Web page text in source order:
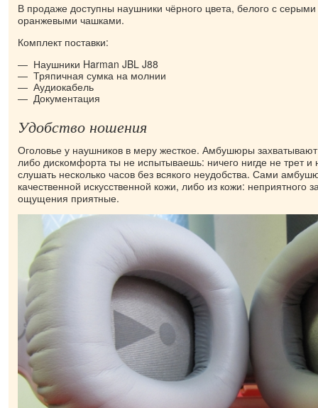
В продаже доступны наушники чёрного цвета, белого с
оранжевыми чашками.
Комплект поставки:
Наушники Harman JBL J88
Тряпичная сумка на молнии
Аудиокабель
Документация
Удобство ношения
Оголовье у наушников в меру жесткое. Амбушюры
либо дискомфорта ты не испытываешь: ничего нигде не трет и
слушать несколько часов без всякого неудобства. Сами
качественной искусственной кожи, либо из кожи: неприятного
ощущения приятные.